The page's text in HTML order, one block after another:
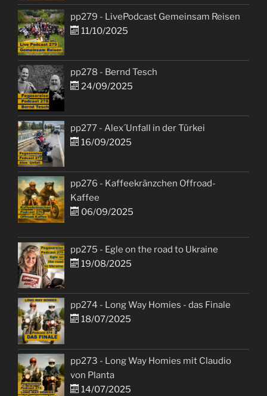
pp279 - LivePodcast Gemeinsam Reisen
11/10/2025
pp278 - Bernd Tesch
24/09/2025
pp277 - Alex´Unfall in der Türkei
16/09/2025
pp276 - Kaffeekränzchen Offroad-
Kaffee
06/09/2025
pp275 - Egle on the road to Ukraine
19/08/2025
pp274 - Long Way Homies - das Finale
18/07/2025
pp273 - Long Way Homies mit Claudio
von Planta
14/07/2025